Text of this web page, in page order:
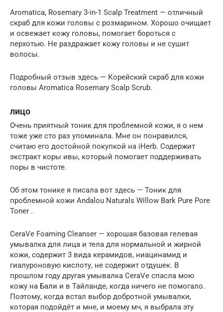
Aromatica, Rosemary 3-in-1 Scalp Treatment — отличный
скраб для кожи головы с розмарином. Хорошо очищает
и освежает кожу головы, помогает бороться с
перхотью. Не раздражает кожу головы и не сушит
волосы.
Подробный отзыв здесь — Корейский скраб для кожи
головы Aromatica Rosemary Scalp Scrub.
лицо
Очень приятный тоник для проблемной кожи, я о нем
тоже уже сто раз упоминала. Мне он понравился,
считаю его достойной покупкой на iHerb. Содержит
экстракт коры ивы, который помогает поддерживать
поры в чистоте.
Об этом тонике я писала вот здесь — Тоник для
проблемной кожи Andalou Naturals Willow Bark Pure Pore
Toner .
CeraVe Foaming Cleanser — хорошая базовая гелевая
умывалка для лица и тела для нормальной и жирной
кожи, содержит 3 вида керамидов, ниацинамид и
гиалуроновую кислоту, не содержит отдушек. В
прошлом году другая умывалка CeraVe спасла мою
кожу на Бали и в Тайланде, когда ничего не помогало.
Поэтому, когда встал выбор добротной умывалки,
которая подойдёт и мне, и моему мч, я выбрала эту